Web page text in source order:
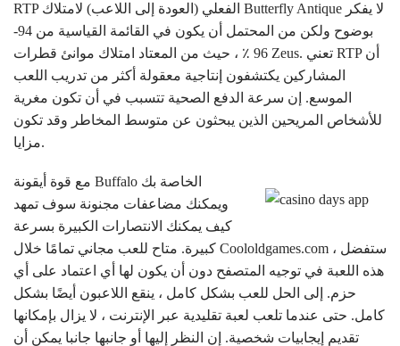
RTP الفعلي (العودة إلى اللاعب) لامتلاك Butterfly Antique لا يفكر
بوضوح ولكن من المحتمل أن يكون في القائمة القياسية من 94-
96 ٪ ، حيث من المعتاد امتلاك موانئ قطرات Zeus. تعني RTP أن
المشاركين يكتشفون إنتاجية معقولة أكثر من تدريب اللعب
الموسع. إن سرعة الدفع الصحية تتسبب في أن تكون مغرية
للأشخاص المريحين الذين يبحثون عن متوسط ​​المخاطر وقد تكون
مزايا.
مع قوة أيقونة Buffalo الخاصة بك
ويمكنك مضاعفات مجنونة سوف تمهد
كيف يمكنك الانتصارات الكبيرة بسرعة
كبيرة. متاح للعب مجاني تمامًا خلال Coololdgames.com ، ستفضل
هذه اللعبة في توجيه المتصفح دون أن يكون لها أي اعتماد على أي
حزم. إلى الحل للعب بشكل كامل ، ينقع اللاعبون أيضًا بشكل
كامل. حتى عندما تلعب لعبة تقليدية عبر الإنترنت ، لا يزال بإمكانها
تقديم إيجابيات شخصية. إن النظر إليها أو جانبها جانبا يمكن أن